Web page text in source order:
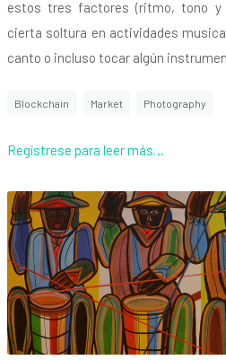
estos tres factores (ritmo, tono y
cierta soltura en actividades
canto o incluso tocar algún
Blockchain Market Photography
Regístrese para leer más…